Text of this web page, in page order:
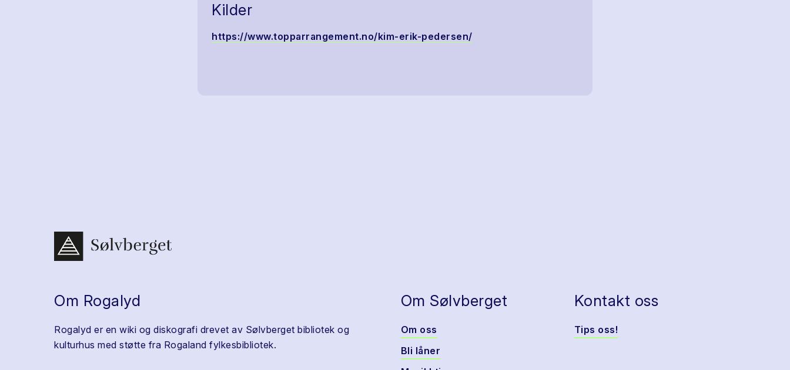
Kilder
https://www.topparrangement.no/kim-erik-pedersen/
Om Rogalyd
Rogalyd er en wiki og diskografi drevet av Sølvberget bibliotek og
kulturhus med støtte fra Rogaland fylkesbibliotek.
Om Sølvberget
Om oss
Bli låner
Kontakt oss
Tips oss!